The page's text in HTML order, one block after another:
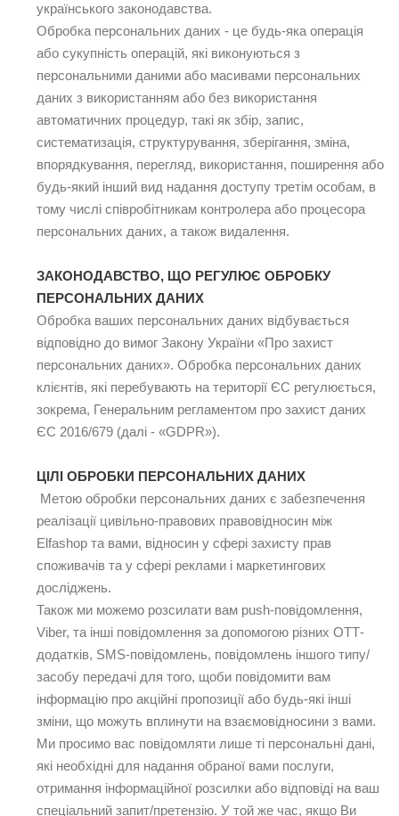
українського законодавства.
Обробка персональних даних - це будь-яка операція
або сукупність операцій, які виконуються з
персональними даними або масивами персональних
даних з використанням або без використання
автоматичних процедур, такі як збір, запис,
систематизація, структурування, зберігання, зміна,
впорядкування, перегляд, використання, поширення або
будь-який інший вид надання доступу третім особам, в
тому числі співробітникам контролера або процесора
персональних даних, а також видалення.
ЗАКОНОДАВСТВО, ЩО РЕГУЛЮЄ ОБРОБКУ
ПЕРСОНАЛЬНИХ ДАНИХ
Обробка ваших персональних даних відбувається
відповідно до вимог Закону України «Про захист
персональних даних». Обробка персональних даних
клієнтів, які перебувають на території ЄС регулюється,
зокрема, Генеральним регламентом про захист даних
ЄС 2016/679 (далі - «GDPR»).
ЦІЛІ ОБРОБКИ ПЕРСОНАЛЬНИХ ДАНИХ
Метою обробки персональних даних є забезпечення
реалізації цивільно-правових правовідносин між
Elfashop та вами, відносин у сфері захисту прав
споживачів та у сфері реклами і маркетингових
досліджень.
Також ми можемо розсилати вам push-повідомлення,
Viber, та інші повідомлення за допомогою різних ОТТ-
додатків, SMS-повідомлень, повідомлень іншого типу/
засобу передачі для того, щоби повідомити вам
інформацію про акційні пропозиції або будь-які інші
зміни, що можуть вплинути на взаємовідносини з вами.
Ми просимо вас повідомляти лише ті персональні дані,
які необхідні для надання обраної вами послуги,
отримання інформаційної розсилки або відповіді на ваш
спеціальний запит/претензію. У той же час, якщо Ви